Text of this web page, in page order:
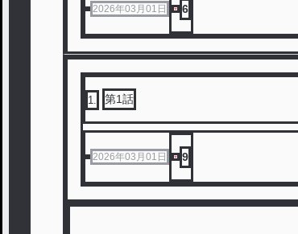
2026年03月01日 6
1 第1話
2026年03月01日 9